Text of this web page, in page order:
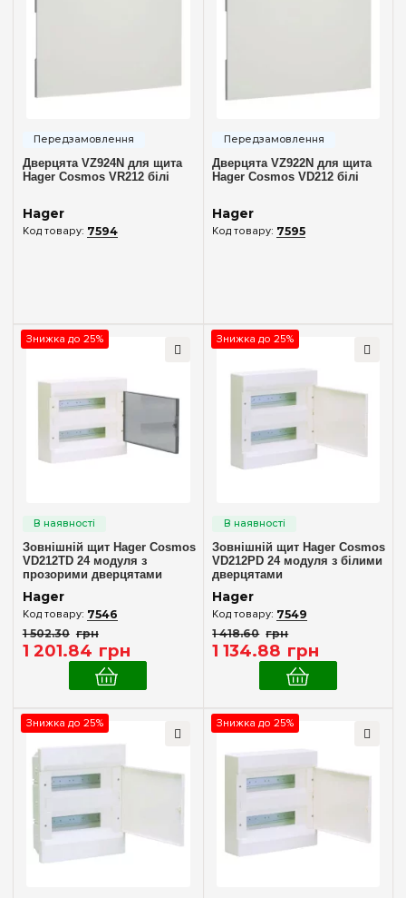
Непрозора
Прозора(4)
Аксесуари
Дверцята VZ924N для щита
Hager Cosmos VR212 білі
Hager
7594
Дверцята VZ922N для щита
Hager Cosmos VD212 білі
Hager
7595
Знижка до 25%
Зовнішній щит Hager Cosmos
VD212TD 24 модуля з
прозорими дверцятами
Hager
7546
1 502.30 грн
1 201.84 грн
Знижка до 25%
Зовнішній щит Hager Cosmos
VD212PD 24 модуля з білими
дверцятами
Hager
7549
1 418.60 грн
1 134.88 грн
Знижка до 25% Знижка до 25%